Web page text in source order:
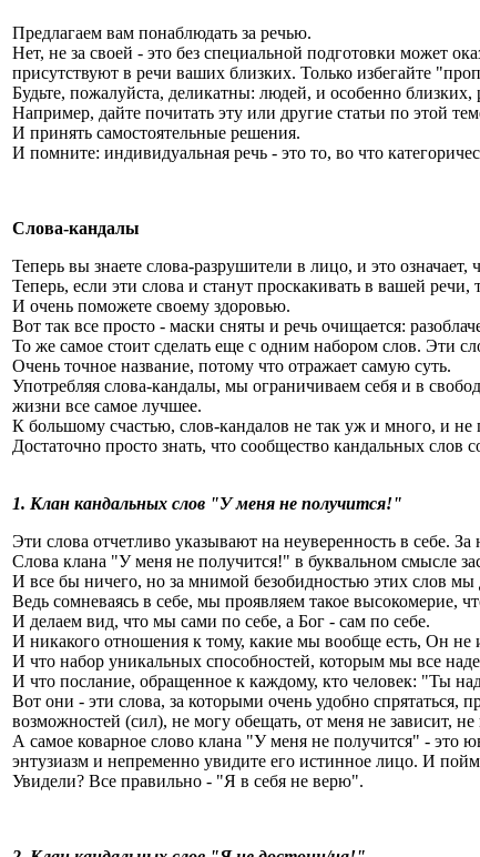
Предлагаем вам понаблюдать за речью.
Нет, не за своей - это без специальной подготовки может
присутствуют в речи ваших близких. Только избегайте
Будьте, пожалуйста, деликатны: людей, и особенно
Например, дайте почитать эту или другие статьи по этой
И принять самостоятельные решения.
И помните: индивидуальная речь - это то, во что
Слова-кандалы
Теперь вы знаете слова-разрушители в лицо, и это означает,
Теперь, если эти слова и станут проскакивать в вашей
И очень поможете своему здоровью.
Вот так все просто - маски сняты и речь очищается:
То же самое стоит сделать еще с одним набором слов. Эти
Очень точное название, потому что отражает самую суть.
Употребляя слова-кандалы, мы ограничиваем себя и в
жизни все самое лучшее.
К большому счастью, слов-кандалов не так уж и много, и не
Достаточно просто знать, что сообщество кандальных
1. Клан кандальных слов "У меня не получится!"
Эти слова отчетливо указывают на неуверенность в себе.
Слова клана "У меня не получится!" в буквальном смысле
И все бы ничего, но за мнимой безобидностью этих слов мы
Ведь сомневаясь в себе, мы проявляем такое высокомерие,
И делаем вид, что мы сами по себе, а Бог - сам по себе.
И никакого отношения к тому, какие мы вообще есть, Он не
И что набор уникальных способностей, которым мы все
И что послание, обращенное к каждому, кто человек: "Ты
Вот они - эти слова, за которыми очень удобно
возможностей (сил), не могу обещать, от меня не зависит, не
А самое коварное слово клана "У меня не получится" - это
энтузиазм и непременно увидите его истинное лицо. И
Увидели? Все правильно - "Я в себя не верю".